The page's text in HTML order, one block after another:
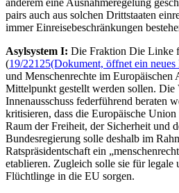
anderem eine Ausnahmeregelung
pairs auch aus solchen Drittstaaten
immer Einreisebeschränkungen
Asylsystem I: Die Fraktion Die Linke
(19/22125(Dokument, öffnet ein neues
und Menschenrechte im Europäischen
Mittelpunkt gestellt werden sollen. Die
Innenausschuss federführend beraten
kritisieren, dass die Europäische
Raum der Freiheit, der Sicherheit und
Bundesregierung solle deshalb im
Ratspräsidentschaft ein
etablieren. Zugleich solle sie für legale
Flüchtlinge in die EU sorgen.